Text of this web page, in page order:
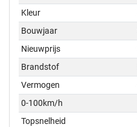
Kleur
Bouwjaar
Nieuwprijs
Brandstof
Vermogen
0-100km/h
Topsnelheid